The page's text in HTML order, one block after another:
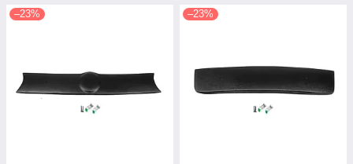
–23% –23%